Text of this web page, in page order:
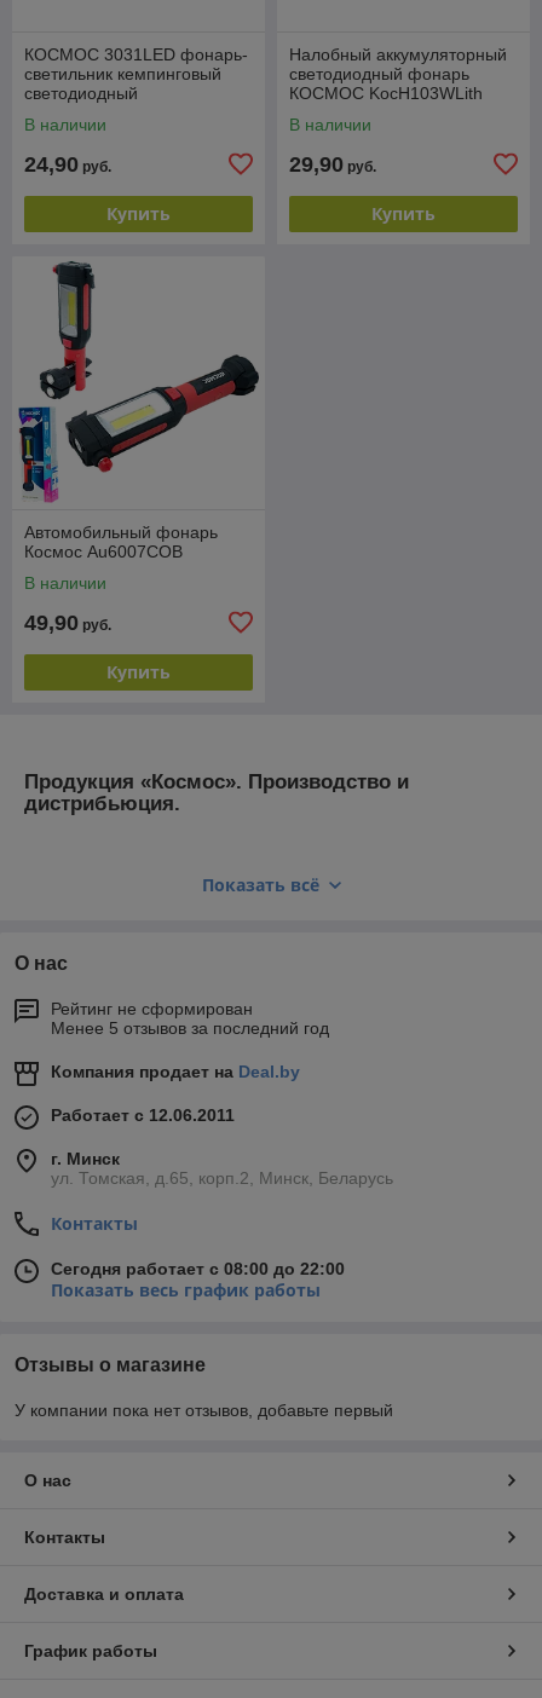
КОСМОС 3031LED фонарь-
светильник кемпинговый
светодиодный
В наличии
24,90 руб.
Купить
Налобный аккумуляторный
светодиодный фонарь
КОСМОС KocH103WLith
В наличии
29,90 руб.
Купить
Автомобильный фонарь
Космос Au6007COB
В наличии
49,90 руб.
Купить
Продукция «Космос». Производство и
дистрибьюция.
— Лифтовое оборудование;
изделий в год. Более 40 производственных площадок, 700
дилеров из 110 городов, продукция представлена в
«Магнит», «ОБИ» и др.
Комплексные инфраструктурные решения
«Космос Инжиниринг»
Проектирование. Поставка. Монтаж. Обслуживание.
— ОВК (отопление, вентиляция, кондиционирование);
— Лифтовое оборудование;
— Наружное освещение, интеллектуальные системы
газонаполнительные компрессорные станции);
— Газобаллонное оборудование;
— Водоснабжение и водоочистка.
Группа «Космос Инжиниринг» является инициатором и
международного консорциума, объединения ведущих
российских и зарубежных компаний, работающих
Благодаря объединению ключевых компетенций участников,
Показать всё
О нас
Рейтинг не сформирован
Менее 5 отзывов за последний год
Компания продает на Deal.by
Работает с 12.06.2011
г. Минск
ул. Томская, д.65, корп.2, Минск, Беларусь
Контакты
Сегодня работает с 08:00 до 22:00
Показать весь график работы
Отзывы о магазине
У компании пока нет отзывов, добавьте первый
О нас
Контакты
Доставка и оплата
График работы